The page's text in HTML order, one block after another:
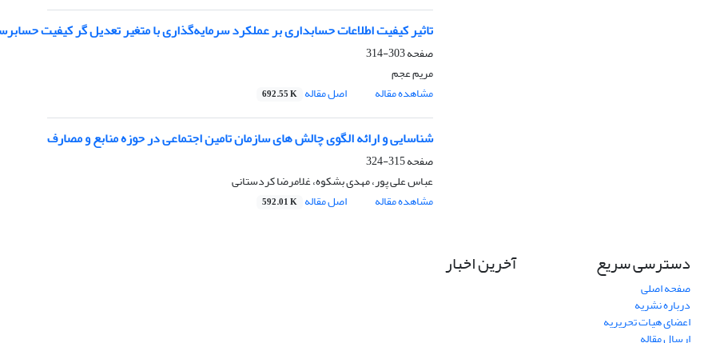
تاثیر کیفیت اطلاعات حسابداری بر عملکرد سرمایه‌گذاری با متغیر تعدیل گر کیفیت
صفحه303-314
مریم عجم
مشاهده مقاله
اصل مقاله 692.55 K
شناسایی و ارائه الگوی چالش های سازمان تامین اجتماعی در حوزه منابع و مصارف
صفحه315-324
عباس علی پور، مهدی بشکوه، غلامرضا کردستانی
مشاهده مقاله
اصل مقاله 592.01 K
دسترسی سریع
صفحه اصلی
درباره نشریه
اعضای هیات تحریریه
آخرین اخبار